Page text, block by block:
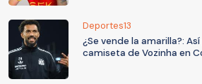
Deportes13
¿Se vende la amarilla?:
camiseta de Vozinha en